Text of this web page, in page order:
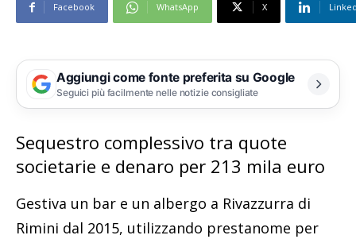
Facebook WhatsApp X
Aggiungi come fonte preferita su Google
Seguici più facilmente nelle notizie consigliate
Sequestro complessivo tra quote
societarie e denaro per 213 mila euro
Gestiva un bar e un albergo a Rivazzurra di
Rimini dal 2015, utilizzando prestanome per